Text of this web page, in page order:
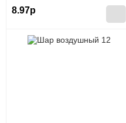
8.97р